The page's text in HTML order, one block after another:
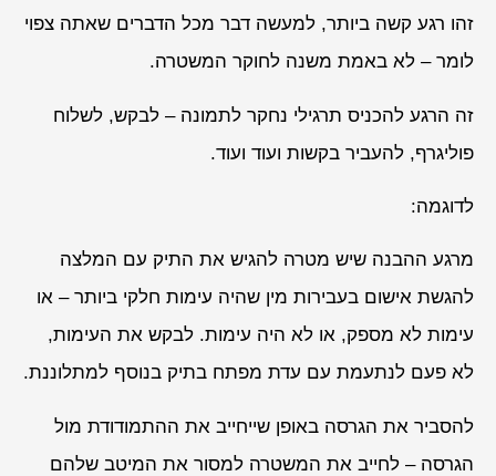
זהו רגע קשה ביותר, למעשה דבר מכל הדברים שאתה צפוי
לומר – לא באמת משנה לחוקר המשטרה.
זה הרגע להכניס תרגילי נחקר לתמונה – לבקש, לשלוח
פוליגרף, להעביר בקשות ועוד ועוד.
לדוגמה:
מרגע ההבנה שיש מטרה להגיש את התיק עם המלצה
להגשת אישום בעבירות מין שהיה עימות חלקי ביותר – או
עימות לא מספק, או לא היה עימות. לבקש את העימות,
לא פעם לנתעמת עם עדת מפתח בתיק בנוסף למתלוננת.
להסביר את הגרסה באופן שייחייב את ההתמודודת מול
הגרסה – לחייב את המשטרה למסור את המיטב שלהם